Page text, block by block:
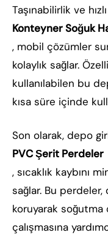
Taşınabilirlik ve
Konteyner Soğuk
, mobil çözümler
kolaylık sağlar.
kullanılabilen bu
kısa süre içinde
Son olarak, depo
PVC Şerit Perdeler
, sıcaklık kaybını
sağlar. Bu perdeler,
koruyarak soğutma
çalışmasına